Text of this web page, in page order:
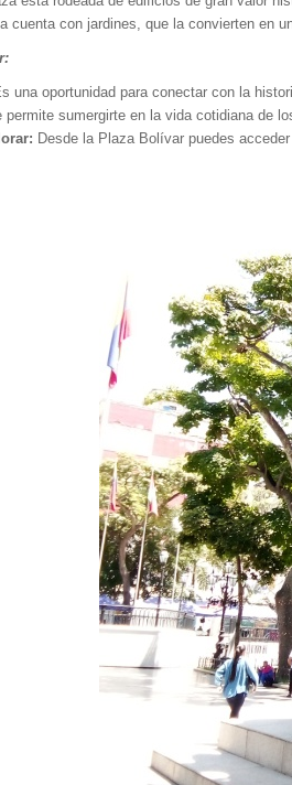
cuenta con jardines, que la convierten en
una oportunidad para conectar con la
permite sumergirte en la vida cotidiana de
Desde la Plaza Bolívar puedes